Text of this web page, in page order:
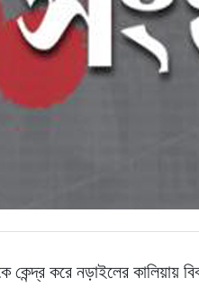
কেন্দ্র করে নড়াইলের